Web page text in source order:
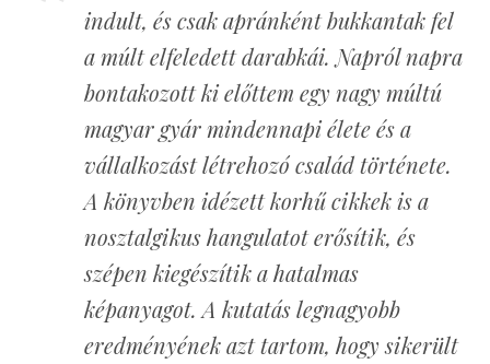
indult, és csak apránként bukkantak fel
a múlt elfeledett darabkái. Napról napra
bontakozott ki előttem egy nagy múltú
magyar gyár mindennapi élete és a
vállalkozást létrehozó család története.
A könyvben idézett korhű cikkek is a
nosztalgikus hangulatot erősítik, és
szépen kiegészítik a hatalmas
képanyagot. A kutatás legnagyobb
eredményének azt tartom, hogy sikerült